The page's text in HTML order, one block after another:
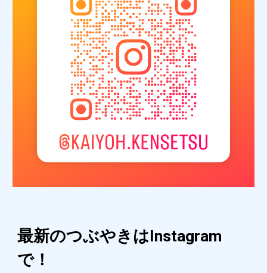
最新のつぶやきはInstagram
で！